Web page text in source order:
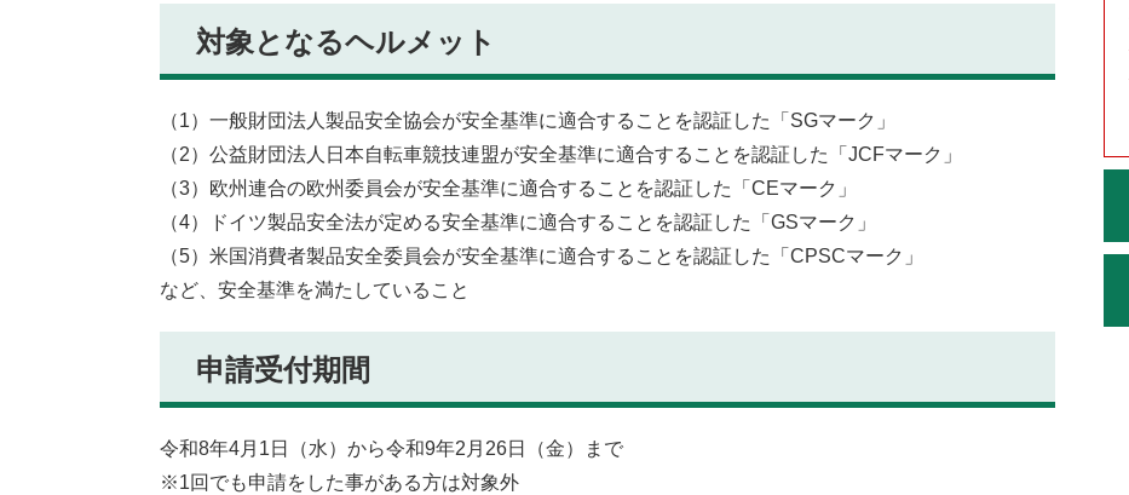
対象となるヘルメット
（1）一般財団法人製品安全協会が安全基準に適合することを認証した「SGマーク」
（2）公益財団法人日本自転車競技連盟が安全基準に適合することを認証した「JCFマーク」
（3）欧州連合の欧州委員会が安全基準に適合することを認証した「CEマーク」
（4）ドイツ製品安全法が定める安全基準に適合することを認証した「GSマーク」
（5）米国消費者製品安全委員会が安全基準に適合することを認証した「CPSCマーク」
など、安全基準を満たしていること
申請受付期間
令和8年4月1日（水）から令和9年2月26日（金）まで
※1回でも申請をした事がある方は対象外